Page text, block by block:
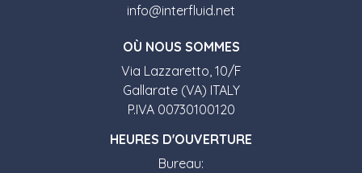
info@interfluid.net
OÙ NOUS SOMMES
Via Lazzaretto, 10/F
Gallarate (VA) ITALY
P.IVA 00730100120
HEURES D'OUVERTURE
Bureau: